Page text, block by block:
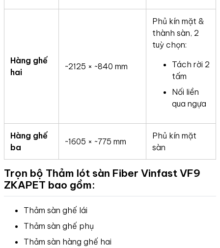
Hàng ghế
hai
~2125 × ~840 mm
Phủ kín mặt &
thành sàn, 2
tuỳ chọn:
Tách rời 2
tấm
Nối liền
qua ngựa
Hàng ghế
ba
~1605 × ~775 mm
Phủ kín mặt
sàn
Trọn bộ Thảm lót sàn Fiber Vinfast VF9
ZKAPET bao gồm:
Thảm sàn ghế lái
Thảm sàn ghế phụ
Thảm sàn hàng ghế hai